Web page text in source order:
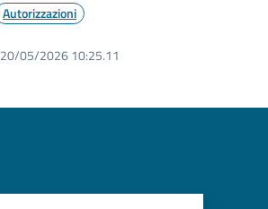
Autorizzazioni
20/05/2026 10:25.11